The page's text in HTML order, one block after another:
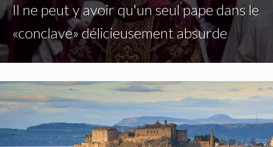
Il ne peut y avoir qu'un seul pape dans le
«conclave» délicieusement absurde